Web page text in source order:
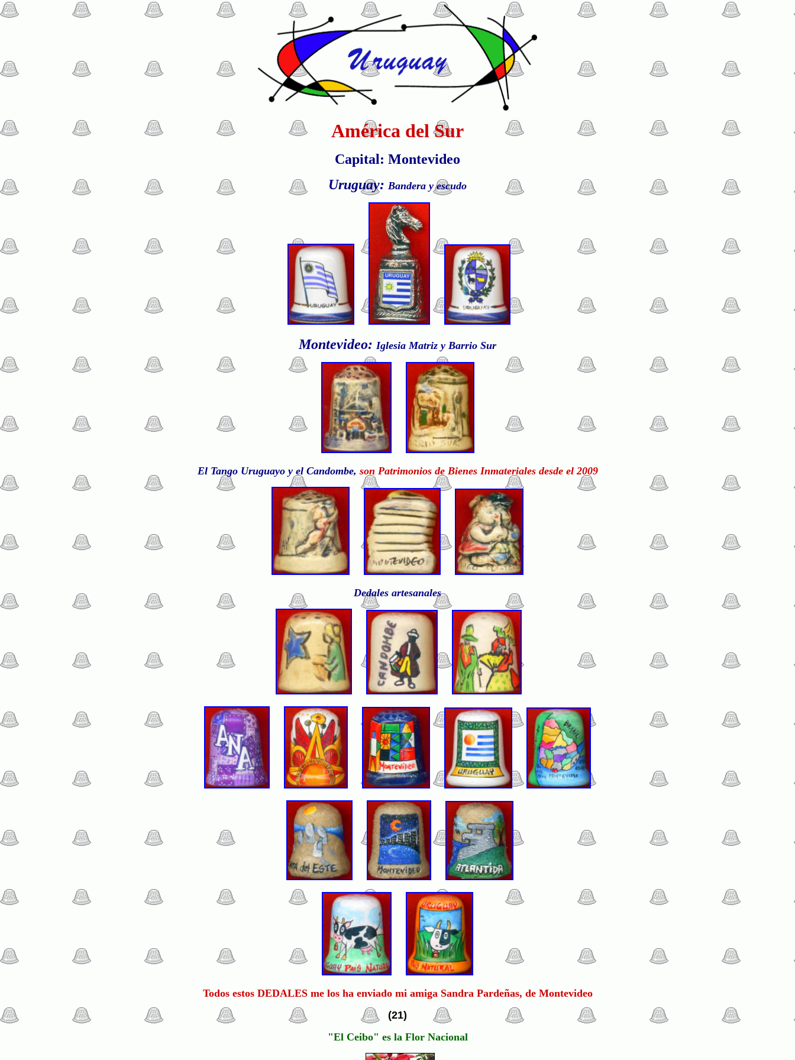
América del Sur
Capital: Montevideo
Uruguay: Bandera y escudo
Montevideo: Iglesia Matriz y Barrio Sur
El Tango Uruguayo y el Candombe, son Patrimonios de Bienes Inmateriales desde el 2009
Dedales artesanales
Todos estos DEDALES me los ha enviado mi amiga Sandra Pardeñas, de Montevideo
(21)
"El Ceibo" es la Flor Nacional